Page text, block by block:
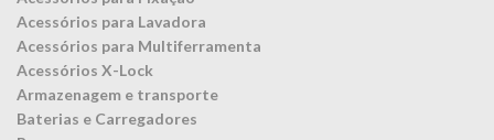
Acessórios para Lavadora
Acessórios para Multiferramenta
Acessórios X-Lock
Armazenagem e transporte
Baterias e Carregadores